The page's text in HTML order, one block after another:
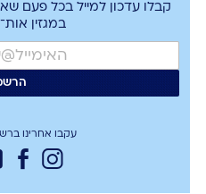
קבלו עדכון למייל בכל פעם
במגזין
עקבו אחרינו